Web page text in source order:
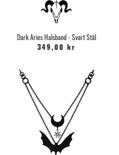
Dark Aries Halsband - Svart Stål
349,00 kr